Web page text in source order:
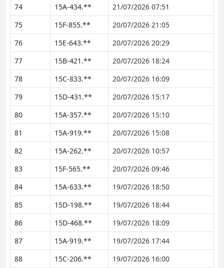
74
15A-434.**
21/07/2026 07:51
75
15F-855.**
20/07/2026 21:05
76
15E-643.**
20/07/2026 20:29
77
15B-421.**
20/07/2026 18:24
78
15C-833.**
20/07/2026 16:09
79
15D-431.**
20/07/2026 15:17
80
15A-357.**
20/07/2026 15:10
81
15A-919.**
20/07/2026 15:08
82
15A-262.**
20/07/2026 10:57
83
15F-565.**
20/07/2026 09:46
84
15A-633.**
19/07/2026 18:50
85
15D-198.**
19/07/2026 18:44
86
15D-468.**
19/07/2026 18:09
87
15A-919.**
19/07/2026 17:44
88
15C-206.**
19/07/2026 16:00